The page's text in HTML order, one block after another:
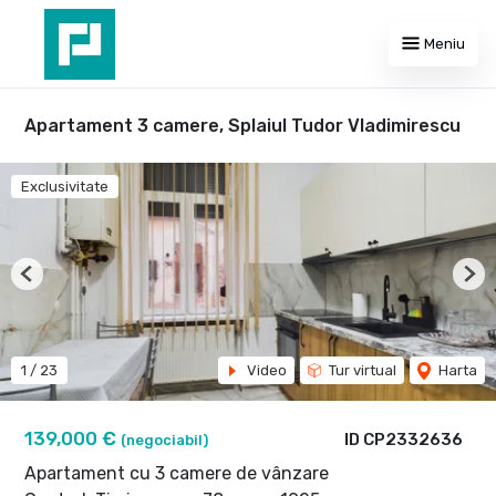
Meniu
Apartament 3 camere, Splaiul Tudor Vladimirescu
ID CP2332636
139,000 € (negociabil)
Apartament cu 3 camere de vânzare
Exclusivitate
1 / 23 Video Tur virtual Harta
Previous